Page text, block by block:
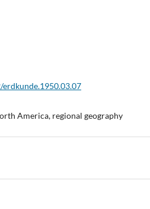
America, regional geography